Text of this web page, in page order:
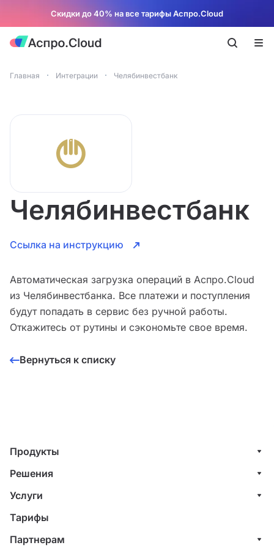
Скидки до 40% на все тарифы Аспро.Cloud
Главная Интеграции Челябинвестбанк
Челябинвестбанк
Ссылка на инструкцию
Автоматическая загрузка операций в Аспро.Cloud
из Челябинвестбанка. Все платежи и поступления
будут попадать в сервис без ручной работы.
Откажитесь от рутины и сэкономьте свое время.
Вернуться к списку
Продукты
Управление клиентами (CRM)
Проекты
Финансы
Решения
ИТ-компании
Строительные компании
Веб-студии
Услуги
Внедрение системы управления клиентами
Внедрение финансового учета
Тарифы
Партнерам